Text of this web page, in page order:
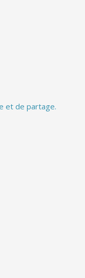
et de partage.